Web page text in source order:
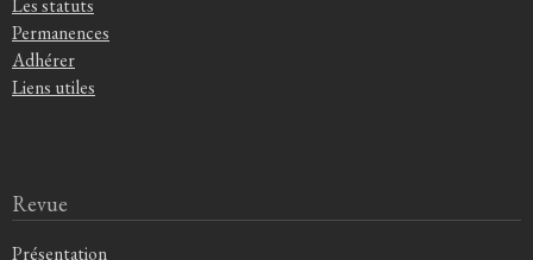
Les statuts
Permanences
Adhérer
Liens utiles
Revue
Présentation